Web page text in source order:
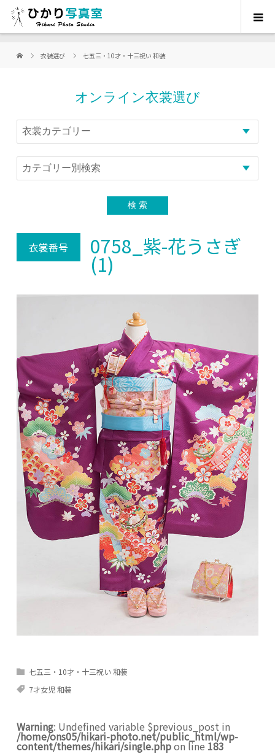
衣装選び 七五三・10才・十三祝い 和装
オンライン衣裳選び
衣裳番号 0758_紫-花うさぎ
(1)
七五三・10才・十三祝い 和装
7才女児 和装
Warning: Undefined variable $previous_post in
/home/ons05/hikari-photo.net/public_html/wp-
content/themes/hikari/single.phpon line 183